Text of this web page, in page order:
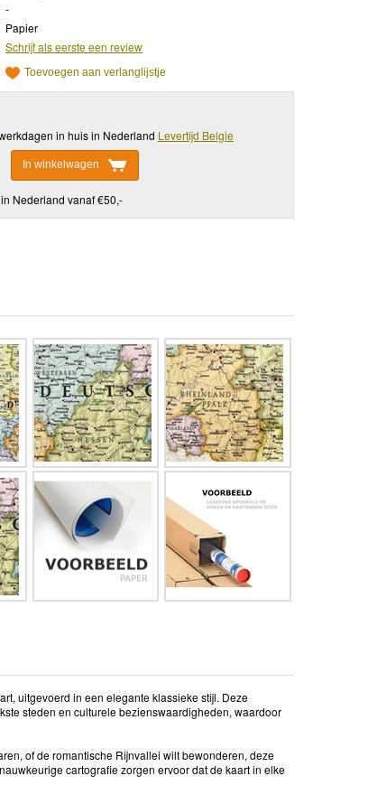
-
Papier
Schrijf als eerste een review
Toevoegen aan verlanglijstje
in huis in Nederland Levertijd Belgie
In winkelwagen
Nederland vanaf €50,-
uitgevoerd in een elegante klassieke stijl. Deze
steden en culturele bezienswaardigheden, waardoor
of de romantische Rijnvallei wilt bewonderen, deze
cartografie zorgen ervoor dat de kaart in elke